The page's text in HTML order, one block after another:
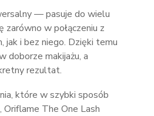
— pasuje do wielu
zarówno w połączeniu z
jak i bez niego. Dzięki temu
doborze makijażu, a
rezultat.
które w szybki sposób
The One Lash